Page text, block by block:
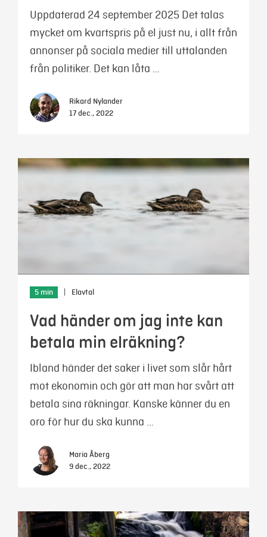
Uppdaterad 24 september 2025 Det talas
mycket om kvartspris på el just nu, i allt från
annonser på sociala medier till uttalanden
från politiker. Det kan låta …
Rikard Nylander
17 dec., 2022
5 min Elavtal
Vad händer om jag inte kan
betala min elräkning?
Ibland händer det saker i livet som slår hårt
mot ekonomin och gör att man har svårt att
betala sina räkningar. Kanske känner du en
oro för hur du ska kunna …
Maria Åberg
9 dec., 2022